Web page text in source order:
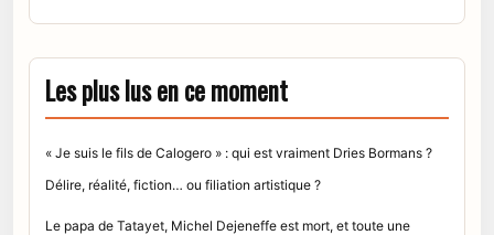
Les plus lus en ce moment
« Je suis le fils de Calogero » : qui est vraiment Dries Bormans ?
Délire, réalité, fiction… ou filiation artistique ?
Le papa de Tatayet, Michel Dejeneffe est mort, et toute une